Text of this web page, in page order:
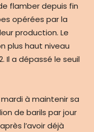
flamber depuis fin
opérées par la
production. Le
plus haut niveau
Il a dépassé le seuil
à maintenir sa
de barils par jour
l’avoir déjà